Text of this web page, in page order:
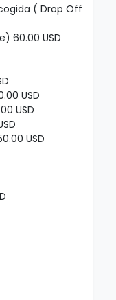
( Drop Off
60.00 USD
USD
USD
USD